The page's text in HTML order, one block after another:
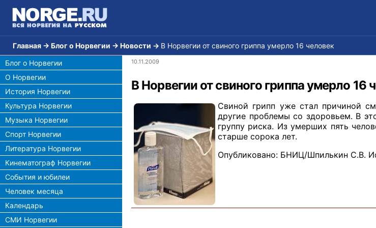
Главная → Блог о Норвегии → Новости → В Норвегии от свиного гриппа умерло 16 человек
Блог о Норвегии
О Норвегии
История Норвегии
Культура Норвегии
Музыка Норвегии
Спорт Норвегии
Литература Норвегии
Кинематограф Норвегии
События и юбилеи
Человек месяца
Календарь
СМИ Норвегии
10.11.2009
В Норвегии от свиного гриппа умерло 16
Свиной грипп уже стал причиной
другие проблемы со здоровьем. В
группу риска. Из умерших пять
старше сорока лет.
Опубликовано: БНИЦ/Шпилькин С.В.